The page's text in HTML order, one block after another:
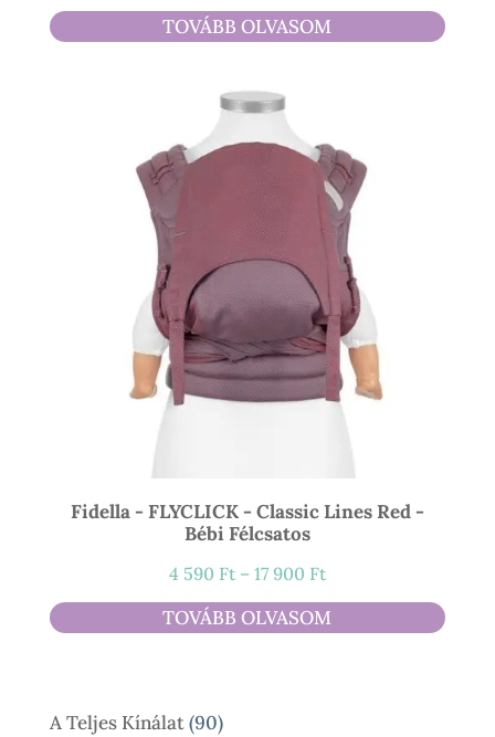
4
490 Ft
TOVÁBB OLVASOM
Fidella - FLYCLICK - Classic Lines Red -
Bébi Félcsatos
4 590 Ft – 17 900 FtÁrtartomány:
4
590 Ft
TOVÁBB OLVASOM
A Teljes Kínálat 9090